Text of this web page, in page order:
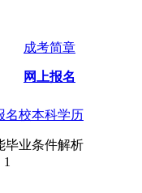
成考简章
网上报名
名校本科学历
毕业条件解析